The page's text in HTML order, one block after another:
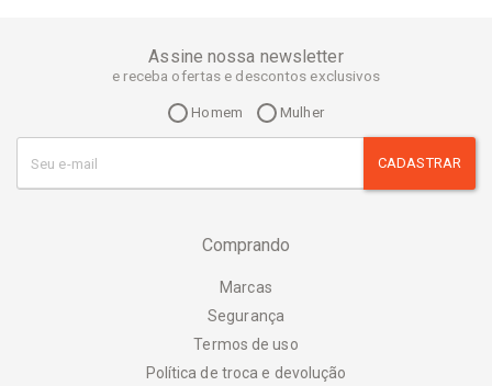
Assine nossa newsletter
e receba ofertas e descontos exclusivos
Homem Mulher
CADASTRAR
Comprando
Marcas
Segurança
Termos de uso
Política de troca e devolução